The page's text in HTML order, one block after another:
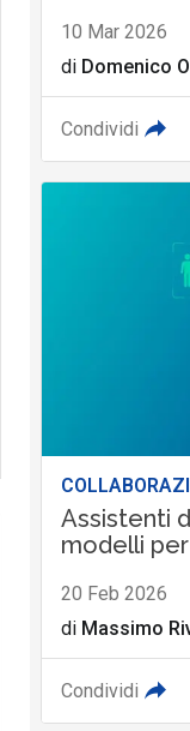
10 Mar 2026
di Domenico
Condividi
Assistenti
modelli
20 Feb 2026
di Massimo
Condividi